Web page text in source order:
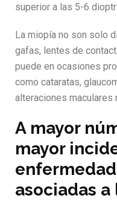
superior a las 5-6
La miopía no son solo
gafas, lentes de
puede en ocasiones
como cataratas,
alteraciones maculares
A mayor
mayor
asociadas a